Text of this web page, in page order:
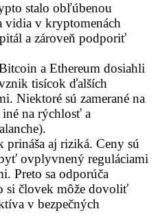
stalo obľúbenou
vidia v kryptomenách
a zároveň podporiť
a Ethereum dosiahli
tisícok ďalších
Niektoré sú zamerané na
na rýchlosť a
prináša aj riziká. Ceny sú
ovplyvnený reguláciami
Preto sa odporúča
človek môže dovoliť
v bezpečných